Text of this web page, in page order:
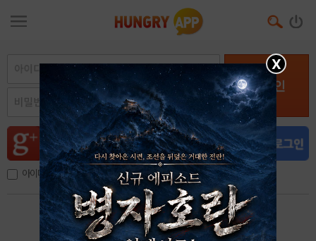
로그인
아이디, 이메일 저장
아이디 / 비밀번호 찾기 회원가입
X